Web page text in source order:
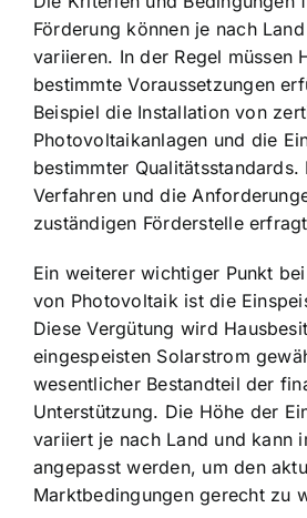
Förderung können je nach
variieren. In der Regel müssen
bestimmte Voraussetzungen
Beispiel die Installation von
Photovoltaikanlagen und die
bestimmter Qualitätsstandards.
Verfahren und die
zuständigen Förderstelle
Ein weiterer wichtiger Punkt
von Photovoltaik ist die
Diese Vergütung wird
eingespeisten Solarstrom
wesentlicher Bestandteil der
Unterstützung. Die Höhe der
variiert je nach Land und kann
angepasst werden, um den
Marktbedingungen gerecht zu